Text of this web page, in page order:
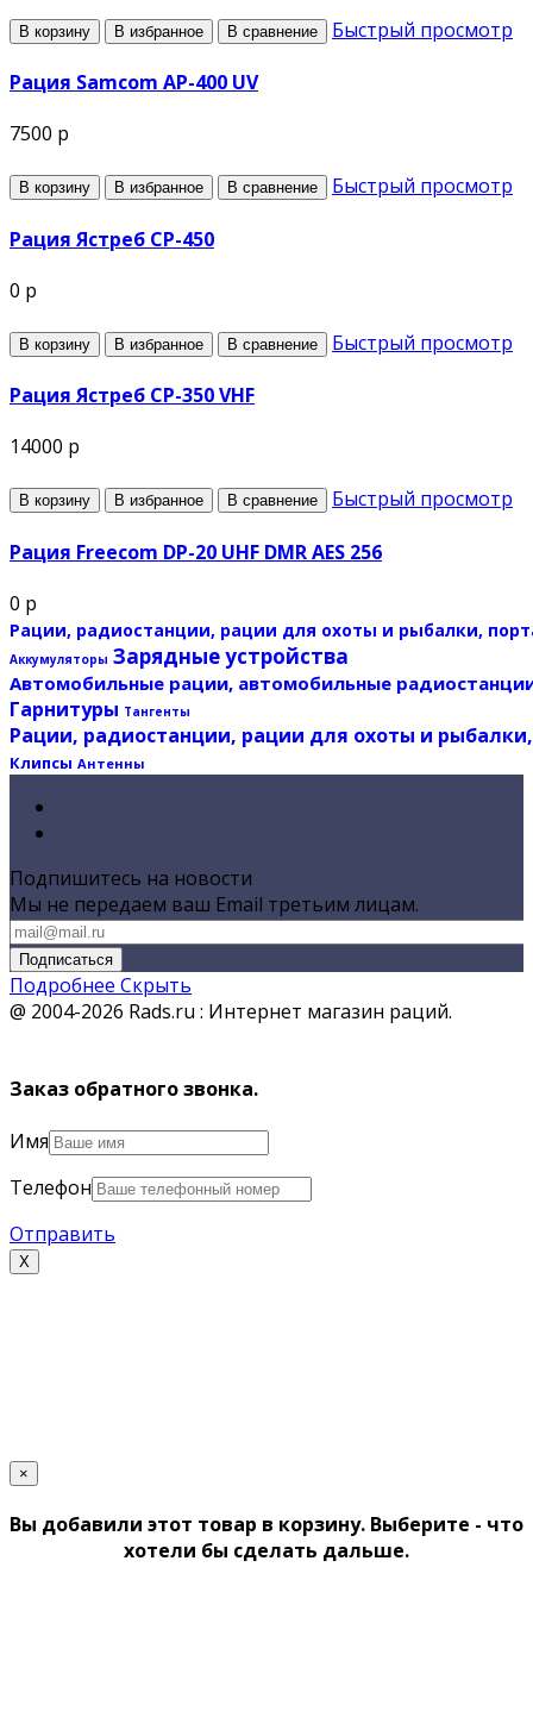
В корзину В избранное В сравнение Быстрый просмотр
Рация Samcom AP-400 UV
7500 р
В корзину В избранное В сравнение Быстрый просмотр
Рация Ястреб СР-450
0 р
В корзину В избранное В сравнение Быстрый просмотр
Рация Ястреб СР-350 VHF
14000 р
В корзину В избранное В сравнение Быстрый просмотр
Рация Freecom DP-20 UHF DMR AES 256
0 р
Рации, радиостанции, рации для охоты и рыбалки,
Аккумуляторы Зарядные устройства
Автомобильные рации, автомобильные
Гарнитуры Тангенты
Рации, радиостанции, рации для охоты и
Клипсы Антенны
Подпишитесь на новости
Мы не передаем ваш Email третьим лицам.
Подписаться
Подробнее Скрыть
@ 2004-2026 Rads.ru : Интернет магазин раций.
Заказ обратного звонка.
Имя
Телефон
Отправить
Х
×
Вы добавили этот товар в корзину. Выберите - что
хотели бы сделать дальше.